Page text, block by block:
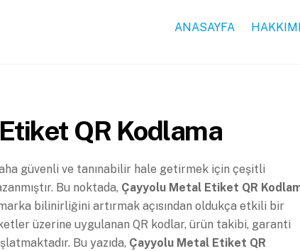
ANASAYFA
QR Kodlama
güvenli ve tanınabilir hale getirmek için çeşitli
Bu noktada, Çayyolu Metal Etiket QR
bilinirliğini artırmak açısından oldukça etkili bir
üzerine uygulanan QR kodlar, ürün takibi, garanti
Bu yazıda, Çayyolu Metal Etiket QR